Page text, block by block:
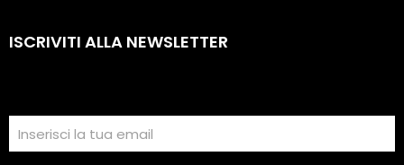
ISCRIVITI ALLA NEWSLETTER